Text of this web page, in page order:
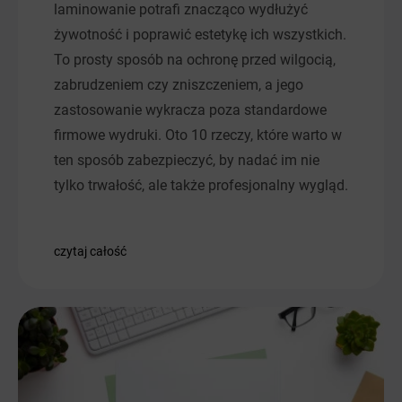
laminowanie potrafi znacząco wydłużyć
żywotność i poprawić estetykę ich wszystkich.
To prosty sposób na ochronę przed wilgocią,
zabrudzeniem czy zniszczeniem, a jego
zastosowanie wykracza poza standardowe
firmowe wydruki. Oto 10 rzeczy, które warto w
ten sposób zabezpieczyć, by nadać im nie
tylko trwałość, ale także profesjonalny wygląd.
czytaj całość